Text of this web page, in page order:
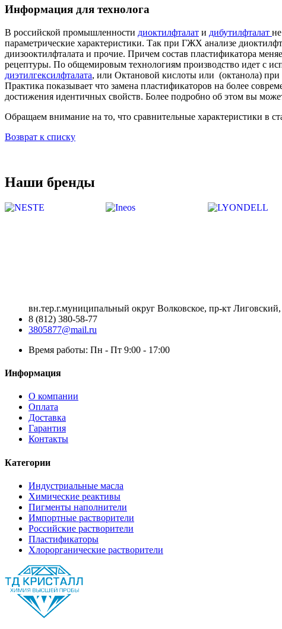
Информация для технолога
В российской промышленности диоктилфталат и дибутилфталат
параметрические характеристики. Так при ГЖХ анализе
диизооктилфталата и прочие. Причем состав пластификатора
рецептуры. По общемировым технологиям производство идет с
диэтилгексилфталата, или Октановой кислоты или (октанола) при
Практика показывает что замена пластификаторов на более
достижения идентичных свойств. Более подробно об этом вы
Обращаем внимание на то, что сравнительные характеристики в
Возврат к списку
Наши бренды
вн.тер.г.муниципальный округ Волковское, пр-кт
8 (812) 380-58-77
3805877@mail.ru
Время работы: Пн - Пт 9:00 - 17:00
Информация
О компании
Оплата
Доставка
Гарантия
Контакты
Категории
Индустриальные масла
Химические реактивы
Пигменты наполнители
Импортные растворители
Российские растворители
Пластификаторы
Хлорорганические растворители